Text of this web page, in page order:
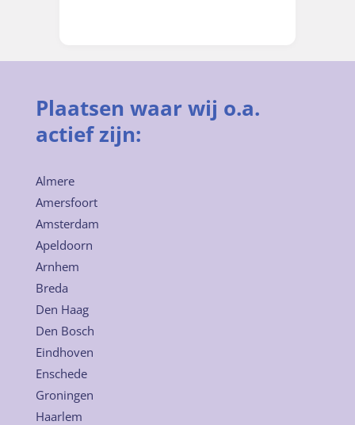
Plaatsen waar wij o.a.
actief zijn:
Almere
Amersfoort
Amsterdam
Apeldoorn
Arnhem
Breda
Den Haag
Den Bosch
Eindhoven
Enschede
Groningen
Haarlem